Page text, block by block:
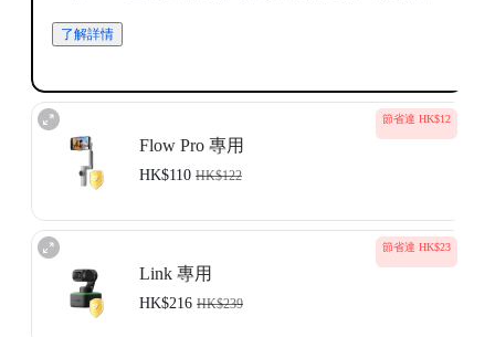
了解詳情
節省達 HK$12
Flow Pro 專用
HK$110 HK$122
Care 服務條款。
此服務僅適用於您已經成功購買了Insta360產品，並且產品未激活或者
激活時間不超過15日。服務購買完成以後，服務協議將會發送到您的指
定電郵地址，請您注意查收。
非Insta360正式發布的產品、合作項目或聯名產品不包括在內。
節省達 HK$23
Link 專用
HK$216 HK$239